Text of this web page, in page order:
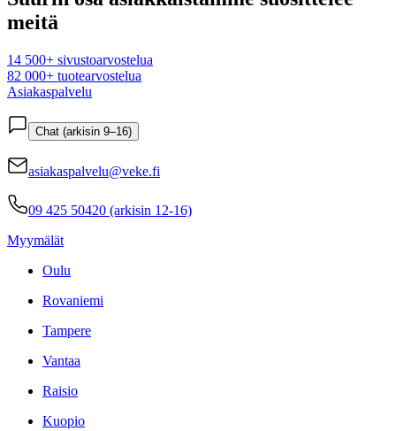
meitä
14 500+ sivustoarvostelua
82 000+ tuotearvostelua
Asiakaspalvelu
Chat (arkisin 9–16)
asiakaspalvelu@veke.fi
09 425 50420 (arkisin 12-16)
Myymälät
Oulu
Rovaniemi
Tampere
Vantaa
Raisio
Kuopio